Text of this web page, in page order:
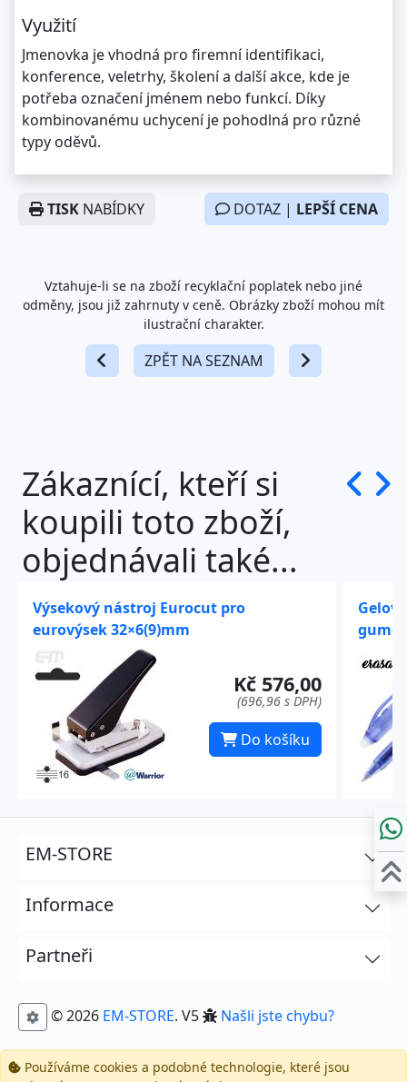
Využití
Jmenovka je vhodná pro firemní identifikaci,
konference, veletrhy, školení a další akce, kde je
potřeba označení jménem nebo funkcí. Díky
kombinovanému uchycení je pohodlná pro různé
typy oděvů.
TISK NABÍDKY DOTAZ | LEPŠÍ CENA
Vztahuje-li se na zboží recyklační poplatek nebo jiné
odměny, jsou již zahrnuty v ceně. Obrázky zboží mohou mít
ilustrační charakter.
ZPĚT NA SEZNAM
Zákaznící, kteří si
koupili toto zboží,
objednávali také...
Výsekový nástroj Eurocut pro
eurovýsek 32×6(9)mm
Kč 576,00
(696,96 s DPH)
Do košíku
EM-STORE
Informace
Partneři
© 2026 EM-STORE. V5 Našli jste chybu?
Používáme cookies a podobné technologie, které jsou